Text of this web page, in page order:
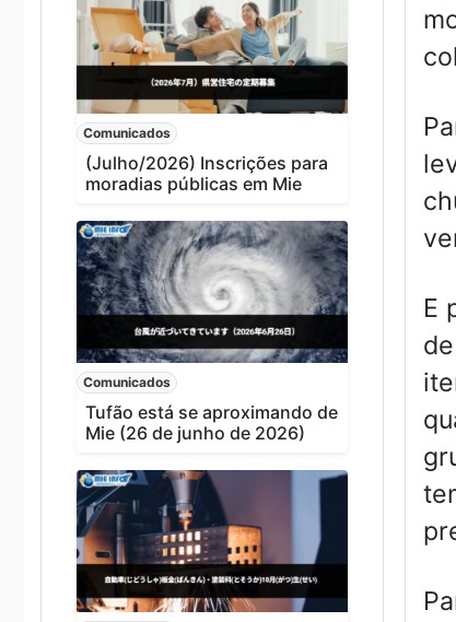
Comunicados
(Julho/2026) Inscrições para
moradias públicas em Mie
Comunicados
Tufão está se aproximando de
Mie (26 de junho de 2026)
E